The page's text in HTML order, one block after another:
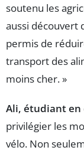
soutenu les
aussi découvert
permis de
transport des
moins cher. »
Ali, étudiant en
privilégier les
vélo. Non